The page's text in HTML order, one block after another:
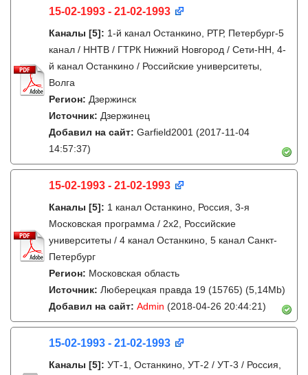
15-02-1993 - 21-02-1993
Каналы [5]: 1-й канал Останкино, РТР, Петербург-5
канал / ННТВ / ГТРК Нижний Новгород / Сети-НН, 4-
й канал Останкино / Российские университеты,
Волга
Регион: Дзержинск
Источник: Дзержинец
Добавил на сайт: Garfield2001 (2017-11-04
14:57:37)
15-02-1993 - 21-02-1993
Каналы [5]: 1 канал Останкино, Россия, 3-я
Московская программа / 2x2, Российские
университеты / 4 канал Останкино, 5 канал Санкт-
Петербург
Регион: Московская область
Источник: Люберецкая правда 19 (15765) (5,14Mb)
Добавил на сайт: Admin (2018-04-26 20:44:21)
15-02-1993 - 21-02-1993
Каналы [5]: УТ-1, Останкино, УТ-2 / УТ-3 / Россия,